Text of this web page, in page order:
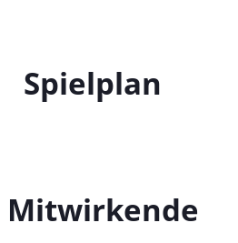
Spielplan
Mitwirkende